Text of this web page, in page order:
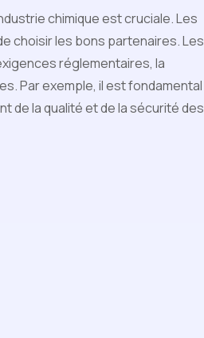
chimique est cruciale. Les
choisir les bons partenaires. Les
réglementaires, la
Par exemple, il est fondamental
de la qualité et de la sécurité des